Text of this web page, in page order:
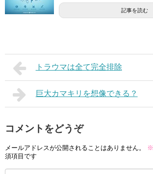
記事を読む
トラウマは全て完全排除
巨大カマキリを想像できる？
コメントをどうぞ
メールアドレスが公開されることはありません。 ※
須項目です